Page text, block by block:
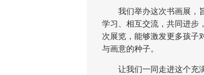
我们举办这次书画展，旨
学习、相互交流，共同进步
次展览，能够激发更多孩子
与画意的种子。
让我们一同走进这个充满